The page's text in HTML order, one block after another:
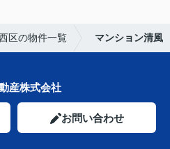
区の物件一覧 マンション清風
産株式会社
お問い合わせ